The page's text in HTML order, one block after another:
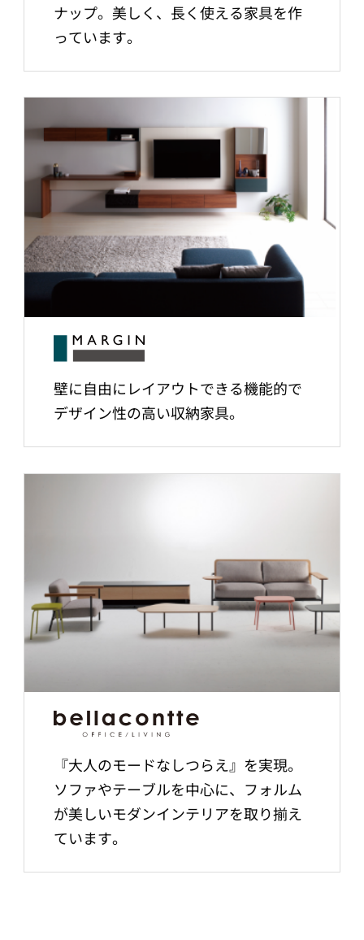
ナップ。美しく、長く使える家具を作
っています。
壁に自由にレイアウトできる機能的で
デザイン性の高い収納家具。
『大人のモードなしつらえ』を実現。
ソファやテーブルを中心に、フォルム
が美しいモダンインテリアを取り揃え
ています。